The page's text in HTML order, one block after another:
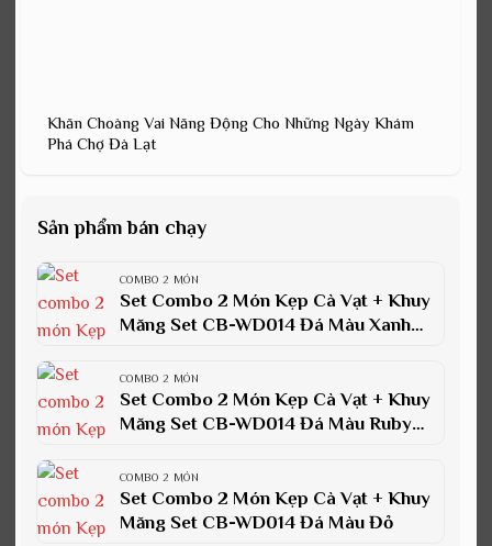
Khăn Choàng Vai Năng Động Cho Những Ngày Khám
Phá Chợ Đà Lạt
Sản phẩm bán chạy
COMBO 2 MÓN
Set Combo 2 Món Kẹp Cà Vạt + Khuy
Măng Set CB-WD014 Đá Màu Xanh
COMBO 2 MÓN
Set Combo 2 Món Kẹp Cà Vạt + Khuy
Măng Set CB-WD014 Đá Màu Ruby
COMBO 2 MÓN
Set Combo 2 Món Kẹp Cà Vạt + Khuy
Măng Set CB-WD014 Đá Màu Đỏ